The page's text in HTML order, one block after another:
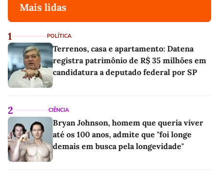
Mais lidas
1 POLÍTICA
Terrenos, casa e apartamento: Datena
registra patrimônio de R$ 35 milhões em
candidatura a deputado federal por SP
2 CIÊNCIA
Bryan Johnson, homem que queria viver
até os 100 anos, admite que "foi longe
demais em busca pela longevidade"